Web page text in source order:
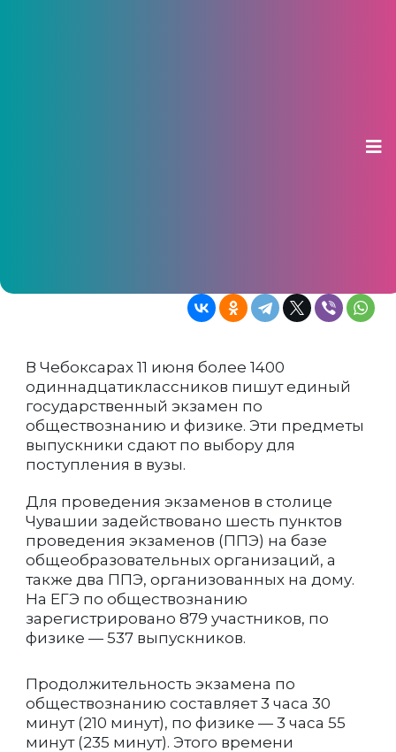
В Чебоксарах 11 июня более 1400
одиннадцатиклассников пишут единый
государственный экзамен по
обществознанию и физике. Эти предметы
выпускники сдают по выбору для
поступления в вузы.
Для проведения экзаменов в столице
Чувашии задействовано шесть пунктов
проведения экзаменов (ППЭ) на базе
общеобразовательных организаций, а
также два ППЭ, организованных на дому.
На ЕГЭ по обществознанию
зарегистрировано 879 участников, по
физике — 537 выпускников.
Продолжительность экзамена по
обществознанию составляет 3 часа 30
минут (210 минут), по физике — 3 часа 55
минут (235 минут). Этого времени